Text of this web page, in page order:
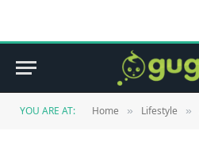
YOU ARE AT: Home » Lifestyle »